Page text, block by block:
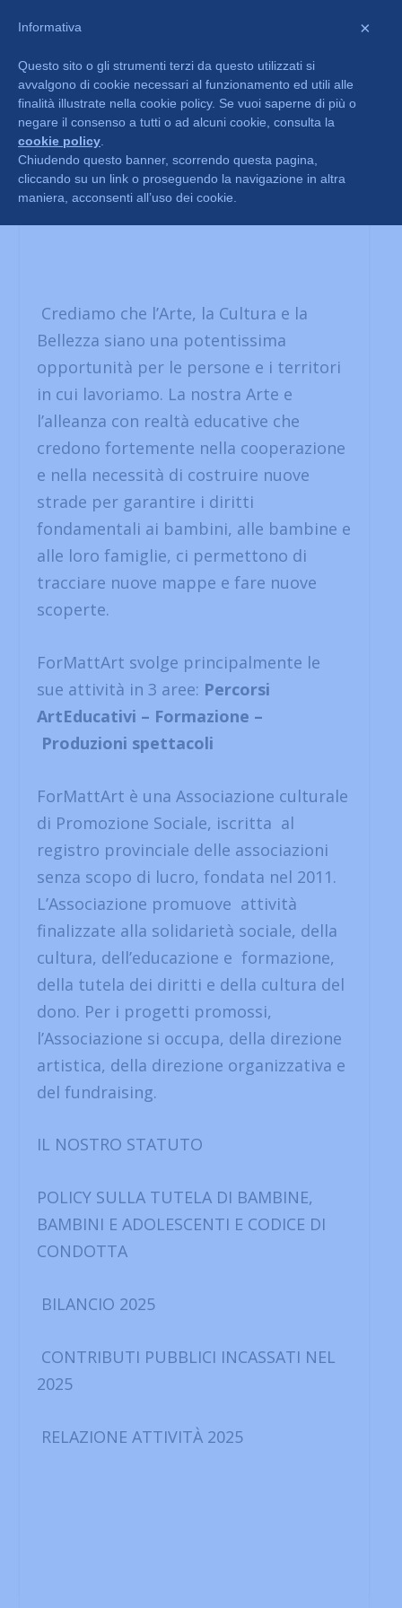
Chi siamo
Crediamo che l’Arte, la Cultura e la
Bellezza siano una potentissima
opportunità per le persone e i territori
in cui lavoriamo. La nostra Arte e
l’alleanza con realtà educative che
credono fortemente nella cooperazione
e nella necessità di costruire nuove
strade per garantire i diritti
fondamentali ai bambini, alle bambine e
alle loro famiglie, ci permettono di
tracciare nuove mappe e fare nuove
scoperte.
ForMattArt svolge principalmente le
sue attività in 3 aree: Percorsi
ArtEducativi – Formazione –
Produzioni spettacoli
ForMattArt è una Associazione culturale
di Promozione Sociale, iscritta al
registro provinciale delle associazioni
senza scopo di lucro, fondata nel 2011.
L’Associazione promuove attività
finalizzate alla solidarietà sociale, della
cultura, dell’educazione e formazione,
della tutela dei diritti e della cultura del
dono. Per i progetti promossi,
l’Associazione si occupa, della direzione
artistica, della direzione organizzativa e
del fundraising.
IL NOSTRO STATUTO
POLICY SULLA TUTELA DI BAMBINE,
BAMBINI E ADOLESCENTI E CODICE DI
CONDOTTA
BILANCIO 2025
CONTRIBUTI PUBBLICI INCASSATI NEL
2025
RELAZIONE ATTIVITÀ 2025
×
Informativa
Questo sito o gli strumenti terzi da questo utilizzati si
avvalgono di cookie necessari al funzionamento ed utili alle
finalità illustrate nella cookie policy. Se vuoi saperne di più o
negare il consenso a tutti o ad alcuni cookie, consulta la
cookie policy.
Chiudendo questo banner, scorrendo questa pagina,
cliccando su un link o proseguendo la navigazione in altra
maniera, acconsenti all’uso dei cookie.